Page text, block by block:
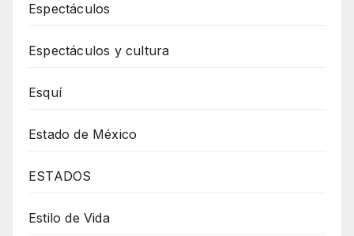
Espectáculos
Espectáculos y cultura
Esquí
Estado de México
ESTADOS
Estilo de Vida